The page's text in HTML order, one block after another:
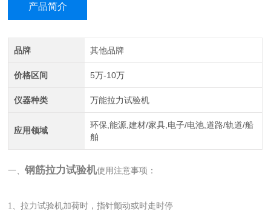
产品简介
品牌 其他品牌
价格区间 5万-10万
仪器种类 万能拉力试验机
应用领域
环保,能源,建材/家具,电子/电池,道路/轨道/船
舶
一、钢筋拉力试验机使用注意事项：
1、拉力试验机加荷时，指针颤动或时走时停